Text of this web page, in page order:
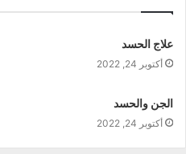
علاج الحسد
أكتوبر 24, 2022
الجن والحسد
أكتوبر 24, 2022